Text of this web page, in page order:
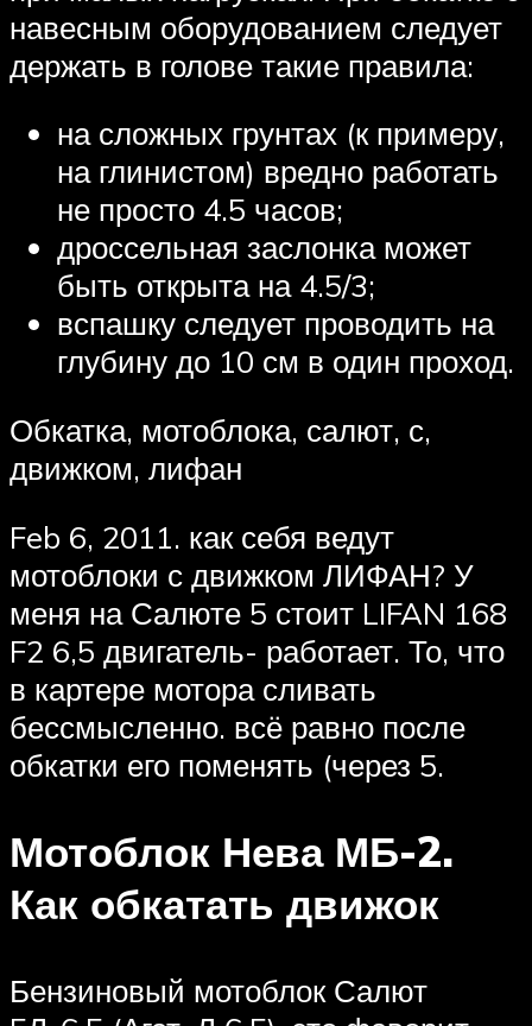
навесным оборудованием следует
держать в голове такие правила:
на сложных грунтах (к примеру,
на глинистом) вредно работать
не просто 4.5 часов;
дроссельная заслонка может
быть открыта на 4.5/3;
вспашку следует проводить на
глубину до 10 см в один проход.
Обкатка, мотоблока, салют, с,
движком, лифан
Feb 6, 2011. как себя ведут
мотоблоки с движком ЛИФАН? У
меня на Салюте 5 стоит LIFAN 168
F2 6,5 двигатель- работает. То, что
в картере мотора сливать
бессмысленно. всё равно после
обкатки его поменять (через 5.
Мотоблок Нева МБ-2.
Как обкатать движок
Бензиновый мотоблок Салют